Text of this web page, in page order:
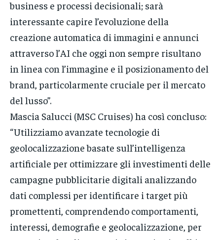
business e processi decisionali; sarà
interessante capire l’evoluzione della
creazione automatica di immagini e annunci
attraverso l’AI che oggi non sempre risultano
in linea con l’immagine e il posizionamento del
brand, particolarmente cruciale per il mercato
del lusso”.
Mascia Salucci (MSC Cruises) ha così concluso:
“Utilizziamo avanzate tecnologie di
geolocalizzazione basate sull’intelligenza
artificiale per ottimizzare gli investimenti delle
campagne pubblicitarie digitali analizzando
dati complessi per identificare i target più
promettenti, comprendendo comportamenti,
interessi, demografie e geolocalizzazione, per